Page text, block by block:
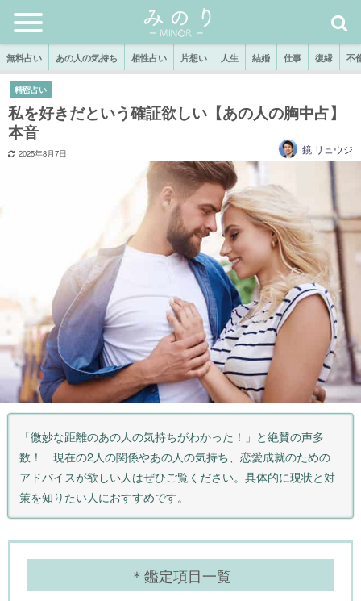
無料占い あの人の気持ち 相性占い 片想い 人生 結婚 仕事 復縁 不
精密占い
私を好きだという確証欲しい【あの人の胸中占】
本音
2025年8月7日 鏡 リュウジ
「微妙な距離のあの人の気持ちがわかった！」と絶賛の声多
数！ 現在の2人の関係やあの人の気持ち、恋愛成就のための
アドバイスが欲しい人はぜひご覧ください。具体的に現状と対
策を知りたい人におすすめです。
＊鑑定項目一覧